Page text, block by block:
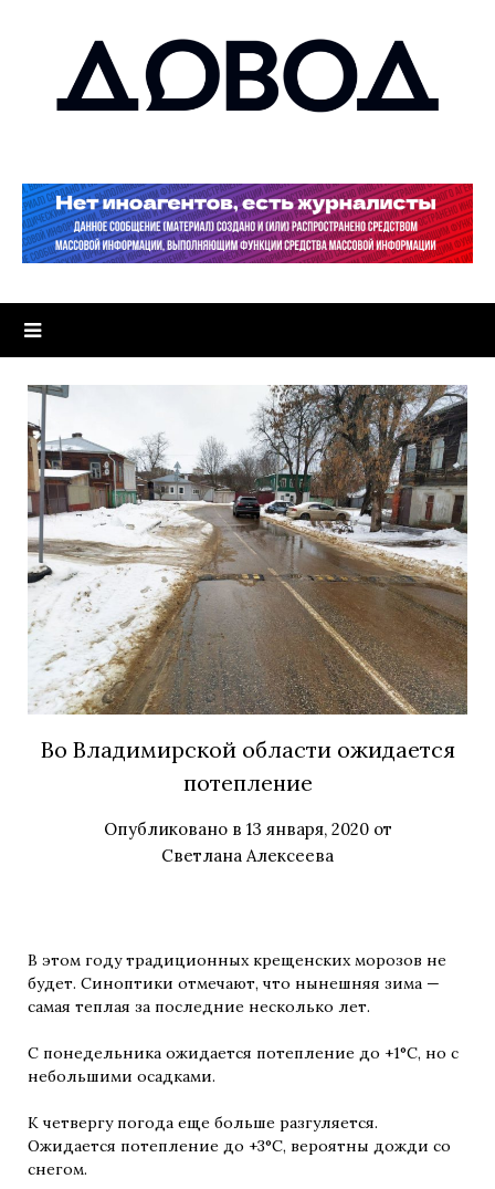
Во Владимирской области ожидается
потепление
Опубликовано в 13 января, 2020от
Светлана Алексеева
В этом году традиционных крещенских морозов не
будет. Синоптики отмечают, что нынешняя зима —
самая теплая за последние несколько лет.
С понедельника ожидается потепление до +1°C, но с
небольшими осадками.
К четвергу погода еще больше разгуляется.
Ожидается потепление до +3°C, вероятны дожди со
снегом.